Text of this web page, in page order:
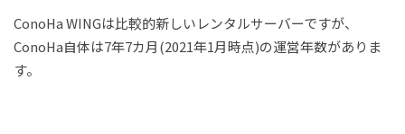
ConoHa WINGは比較的新しいレンタルサーバーですが、
ConoHa自体は7年7カ月(2021年1月時点)の運営年数がありま
す。